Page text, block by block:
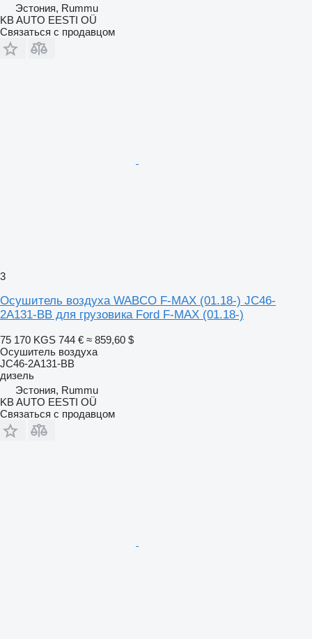
Эстония, Rummu
KB AUTO EESTI OÜ
Связаться с продавцом
3
Осушитель воздуха WABCO F-MAX (01.18-) JC46-
2A131-BB для грузовика Ford F-MAX (01.18-)
75 170 KGS 744 € ≈ 859,60 $
Осушитель воздуха
JC46-2A131-BB
дизель
Эстония, Rummu
KB AUTO EESTI OÜ
Связаться с продавцом